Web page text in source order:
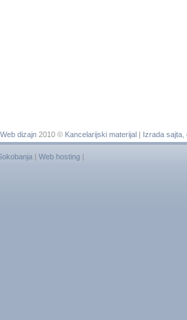
Web dizajn 2010 © Kancelarijski materijal | Izrada sajta
| Web hosting |